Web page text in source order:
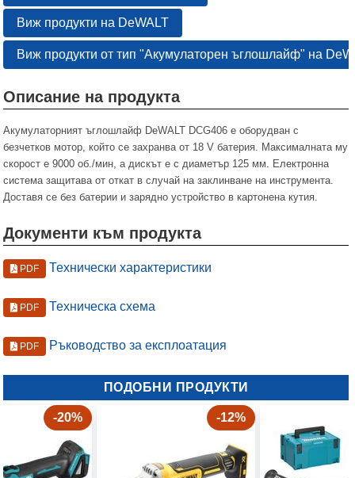
Виж продукти на DeWALT
Виж продукти от тип "Акумулаторен ъглошлайф" на
Описание на продукта
Акумулаторният ъглошлайф DeWALT DCG406 е оборудван с
безчетков мотор, който се захранва от 18 V батерия. Максималната му
скорост е 9000 об./мин, а дискът е с диаметър 125 мм. Електронна
система защитава от откат в случай на заклинване на инструмента.
Доставя се без батерии и зарядно устройство в картонена кутия.
Документи към продукта
PDF Технически характеристики
PDF Техническа схема
PDF Ръководство за експлоатация
ПОДОБНИ ПРОДУКТИ
-20% -12%